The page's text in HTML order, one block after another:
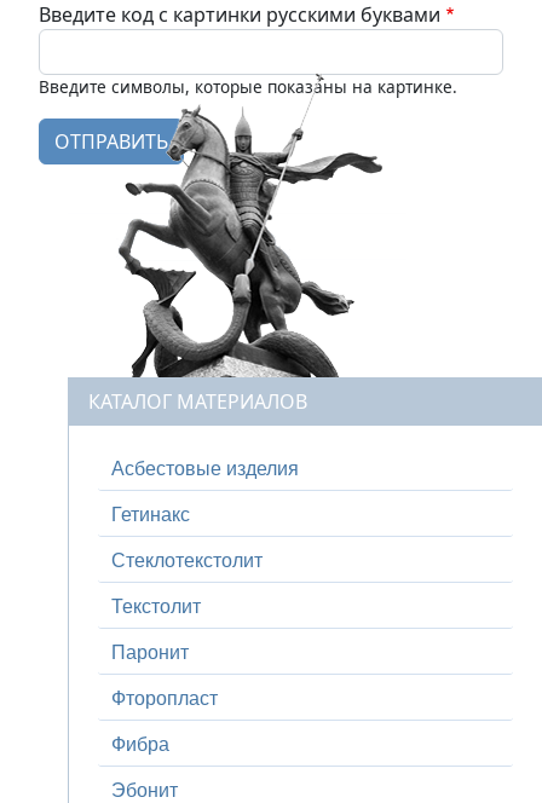
Введите код с картинки русскими буквами
Введите символы, которые показаны на картинке.
КАТАЛОГ МАТЕРИАЛОВ
Асбестовые изделия
Гетинакс
Стеклотекстолит
Текстолит
Паронит
Фторопласт
Фибра
Эбонит